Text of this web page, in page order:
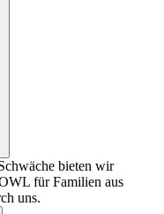
bieten wir
für Familien aus
uns.